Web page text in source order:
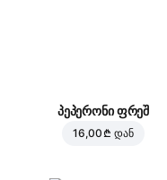
პეპერონი ფრეშ
16,00 ₾ დან